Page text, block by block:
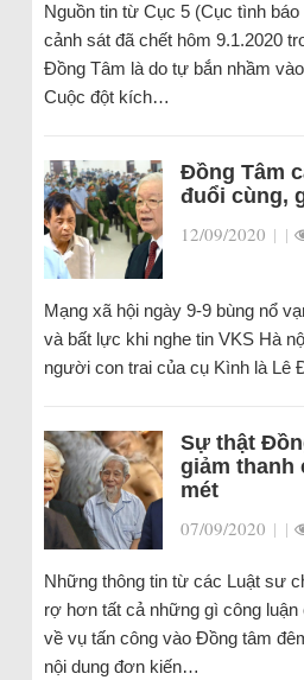
Nguồn tin từ Cục 5 (Cục tình báo
cảnh sát đã chết hôm 9.1.2020
Đồng Tâm là do tự bắn nhầm
Cuộc đột kích…
Đồng Tâm
đuổi cùng,
12/09/2020 | |
Mạng xã hội ngày 9-9 bùng nổ
và bất lực khi nghe tin VKS Hà
người con trai của cụ Kình là
Sự thật
giảm thanh
mét
07/09/2020 | |
Những thông tin từ các Luật sư
rợ hơn tất cả những gì công
về vụ tấn công vào Đồng tâm
nội dung đơn kiến…